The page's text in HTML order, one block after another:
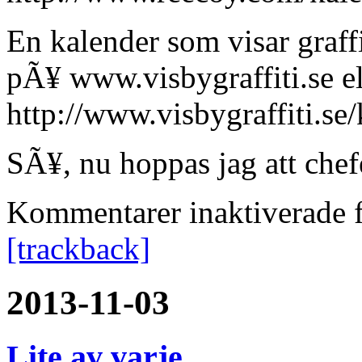
En kalender som visar
pÃ¥ www.visbygraffiti.se
http://
SÃ¥, nu hoppas jag att
Kommentarer inaktiverade
[trackback]
2013-11-03